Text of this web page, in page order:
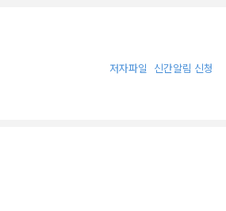
저자파일 신간알림 신청